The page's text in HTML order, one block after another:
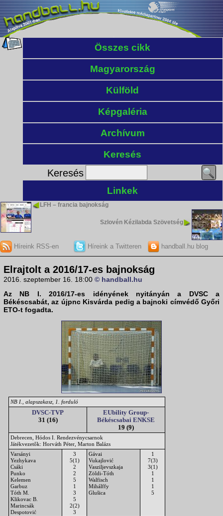
Összes cikk
Magyarország
Külföld
Képgaléria
Archívum
Keresés
Keresés
Linkek
LFH – francia bajnokság
Szlovén Kézilabda Szövetség
Híreink RSS-en Híreink a Twitteren handball.hu blog
Elrajtolt a 2016/17-es bajnokság
2016. szeptember 16. 18:00 © handball.hu
Az NB I. 2016/17-es idényének nyitányán a DVSC a
Békéscsabát, az újpnc Kisvárda pedig a bajnoki címvédő Győri
ETO-t fogadta.
NB I., alapszakasz, 1. forduló
DVSC-TVP
31 (16)
EUbility Group-
Békéscsabai ENKSE
19 (9)
Debrecen, Hódos I. Rendezvénycsarnok
Játékvezetők: Horváth Péter, Marton Balázs
Varsányi
Yezhykava
Csáki
Punko
Kelemen
Garbuz
Tóth M.
Klikovac B.
Marincsák
Despotović
3
5(1)
2
2
5
1
3
5
2(2)
3
Gávai
Vukajlović
Vasziljevszkaja
Zöldi-Tóth
Walfisch
Mihálffy
Glušica
1
7(3)
3(1)
1
1
1
5